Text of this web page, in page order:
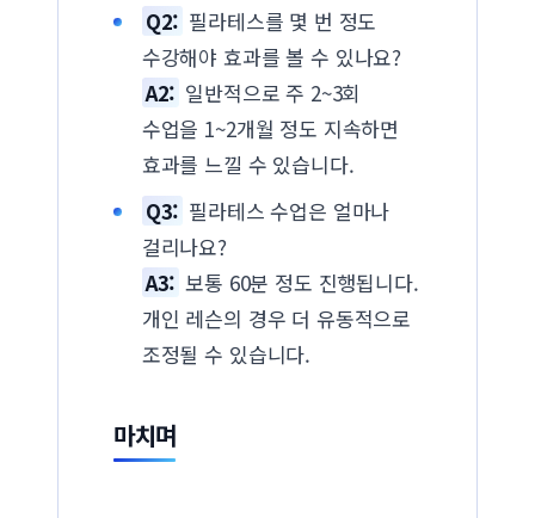
Q2: 필라테스를 몇 번 정도
수강해야 효과를 볼 수 있나요?
A2: 일반적으로 주 2~3회
수업을 1~2개월 정도 지속하면
효과를 느낄 수 있습니다.
Q3: 필라테스 수업은 얼마나
걸리나요?
A3: 보통 60분 정도 진행됩니다.
개인 레슨의 경우 더 유동적으로
조정될 수 있습니다.
마치며